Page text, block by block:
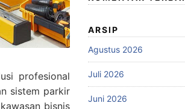
profesional
sistem parkir
bisnis
ARSIP
Agustus 2026
Juli 2026
Juni 2026